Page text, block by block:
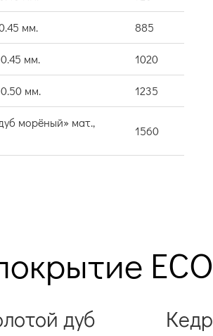
мм. 885
мм. 1020
0.50 мм. 1235
морёный» мат.,
1560
дуб Кедр